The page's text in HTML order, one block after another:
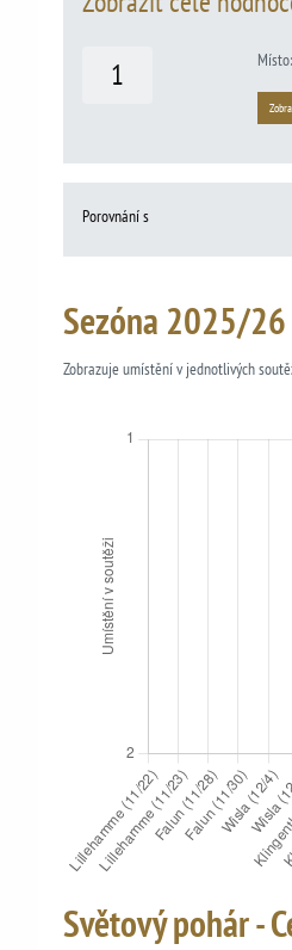
1
Porovnání s
Sezóna 2025/26
Zobrazuje umístění v jednotlivých
Světový pohár -